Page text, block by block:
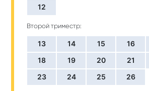
12
Второй триместр:
13 14 15 16
18
19 20 21
23
24 25 26